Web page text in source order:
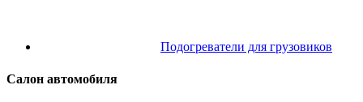
Подогреватели для грузовиков
Салон автомобиля